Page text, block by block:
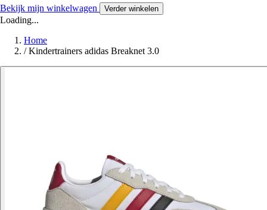
Bekijk mijn winkelwagen Verder winkelen
Loading...
Home
/ Kindertrainers adidas Breaknet 3.0